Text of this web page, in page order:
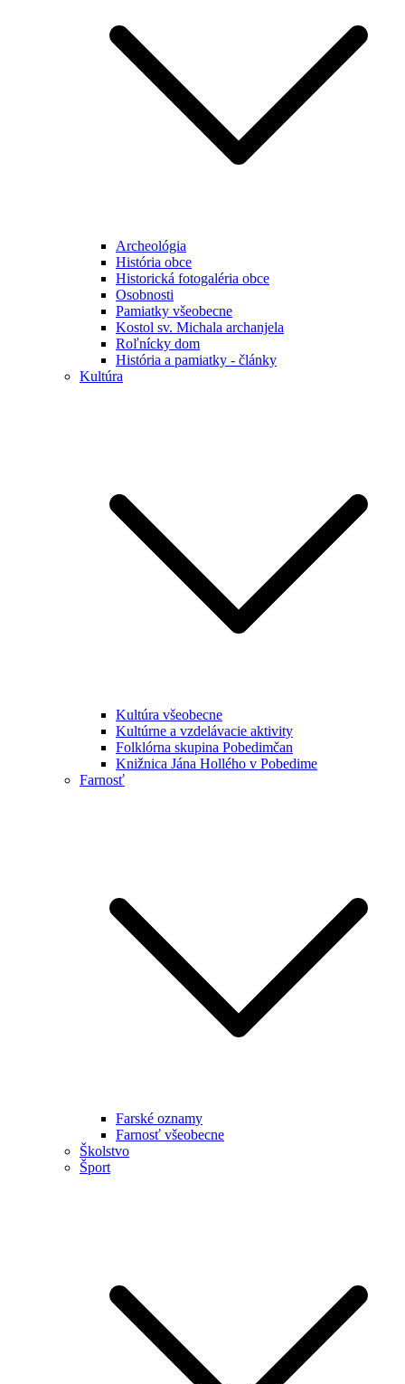
Archeológia
História obce
Historická fotogaléria obce
Osobnosti
Pamiatky všeobecne
Kostol sv. Michala archanjela
Roľnícky dom
História a pamiatky - články
Kultúra
Kultúra všeobecne
Kultúrne a vzdelávacie aktivity
Folklórna skupina Pobedimčan
Knižnica Jána Hollého v Pobedime
Farnosť
Farské oznamy
Farnosť všeobecne
Školstvo
Šport